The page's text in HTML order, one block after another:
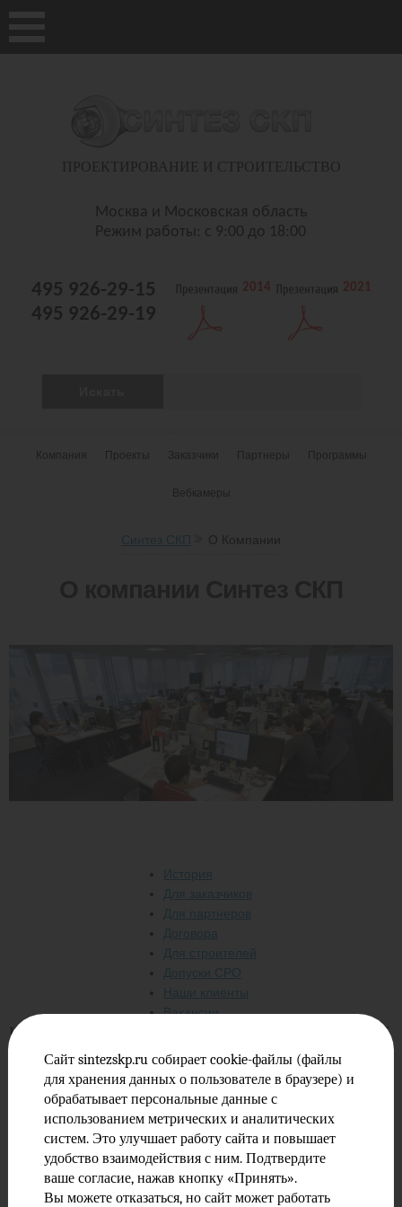
ПРОЕКТИРОВАНИЕ И СТРОИТЕЛЬСТВО
Москва и Московская область
Режим работы: с 9:00 до 18:00
495 926-29-15
495 926-29-19
2014 2021
Компания Проекты Заказчики Партнеры Программы
Вебкамеры
Синтез СКП О Компании
История
Для заказчиков
Для партнеров
Договора
Для строителей
Допуски СРО
Наши клиенты
Вакансии
Компания является ведущим разработчиком проектной
документации для объектов промышленного и
гражданского назначения. Оказывает услуги по
техническому и авторскому надзору за строительством
объектов, выполняет обследование зданий и
сооружений инженерные изыскания, оказывает услуги
по оптимизации затрат инвестора и сопровождению
экспертизы проектной документации.
Сайт sintezskp.ru собирает cookie-файлы (файлы
для хранения данных о пользователе в браузере) и
обрабатывает персональные данные с
использованием метрических и аналитических
систем. Это улучшает работу сайта и повышает
удобство взаимодействия с ним. Подтвердите
ваше согласие, нажав кнопку «Принять».
Вы можете отказаться, но сайт может работать